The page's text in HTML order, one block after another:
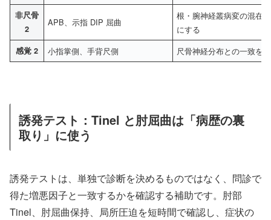
非尺骨
2
APB、示指 DIP 屈曲
根・腕神経叢病変の混在
にする
感覚 2 小指掌側、手背尺側 尺骨神経分布との一致を
誘発テスト：Tinel と肘屈曲は「病歴の裏
取り」に使う
誘発テストは、単独で診断を決めるものではなく、問診で
得た増悪因子と一致するかを確認する補助です。肘部
Tinel、肘屈曲保持、局所圧迫を短時間で確認し、症状の